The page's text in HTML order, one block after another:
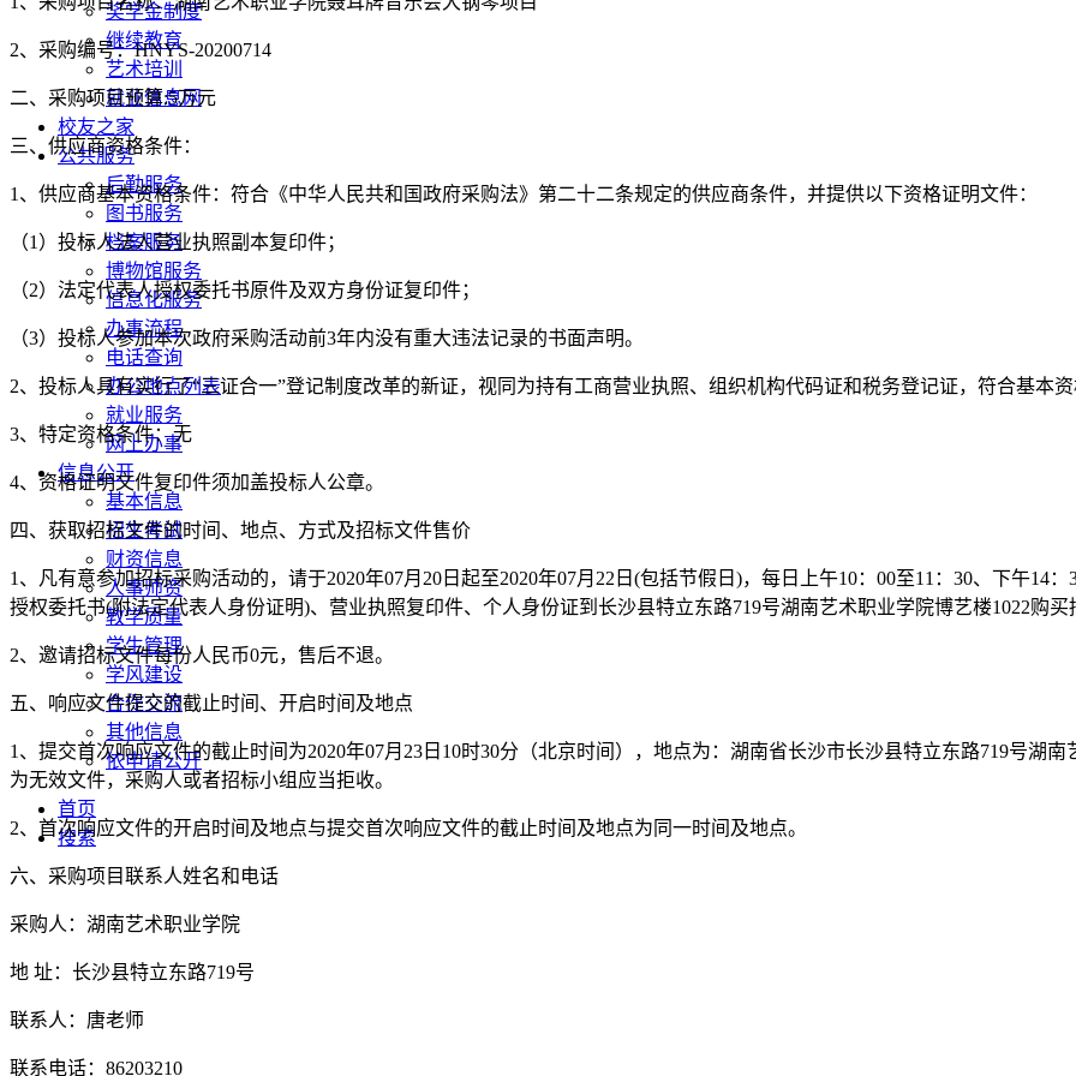
奖学金制度
继续教育
艺术培训
就业信息网
校友之家
公共服务
后勤服务
图书服务
档案服务
博物馆服务
信息化服务
办事流程
电话查询
办公地点列表
就业服务
网上办事
信息公开
基本信息
招生考试
财资信息
人事师资
教学质量
学生管理
学风建设
合作交流
其他信息
依申请公开
首页
搜索
2、采购编号：HNYS-20200714
二、采购项目预算:5万元
三、供应商资格条件：
1、供应商基本资格条件：符合《中华人民共和国政府采购法》第二十二条规定的供应商条件，并提供以下资格证明文件：
（1）投标人法人营业执照副本复印件；
（2）法定代表人授权委托书原件及双方身份证复印件；
（3）投标人参加本次政府采购活动前3年内没有重大违法记录的书面声明。
2、投标人具有实行了“三证合一”登记制度改革的新证，视同为持有工商营业执照、组织机构代码证和税务登记证，符合基本资
3、特定资格条件：无
4、资格证明文件复印件须加盖投标人公章。
四、获取招标文件的时间、地点、方式及招标文件售价
1、凡有意参加招标采购活动的，请于2020年07月20日起至2020年07月22日(包括节假日)，每日上午10：00至11：30、下午14
授权委托书(附法定代表人身份证明)、营业执照复印件、个人身份证到长沙县特立东路719号湖南艺术职业学院博艺楼1022购买
2、邀请招标文件每份人民币0元，售后不退。
五、响应文件提交的截止时间、开启时间及地点
1、提交首次响应文件的截止时间为2020年07月23日10时30分（北京时间），地点为：湖南省长沙市长沙县特立东路719号湖
为无效文件，采购人或者招标小组应当拒收。
2、首次响应文件的开启时间及地点与提交首次响应文件的截止时间及地点为同一时间及地点。
六、采购项目联系人姓名和电话
采购人：湖南艺术职业学院
地 址：长沙县特立东路719号
联系人：唐老师
联系电话：86203210